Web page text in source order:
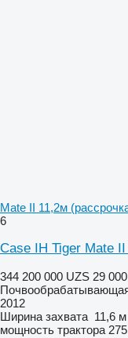
Mate II 11,2м
6
Case IH Tiger Mate
344 200 000 UZS 29
Почвообрабатывающая
2012
Ширина захвата 11,6 м
мощность трактора